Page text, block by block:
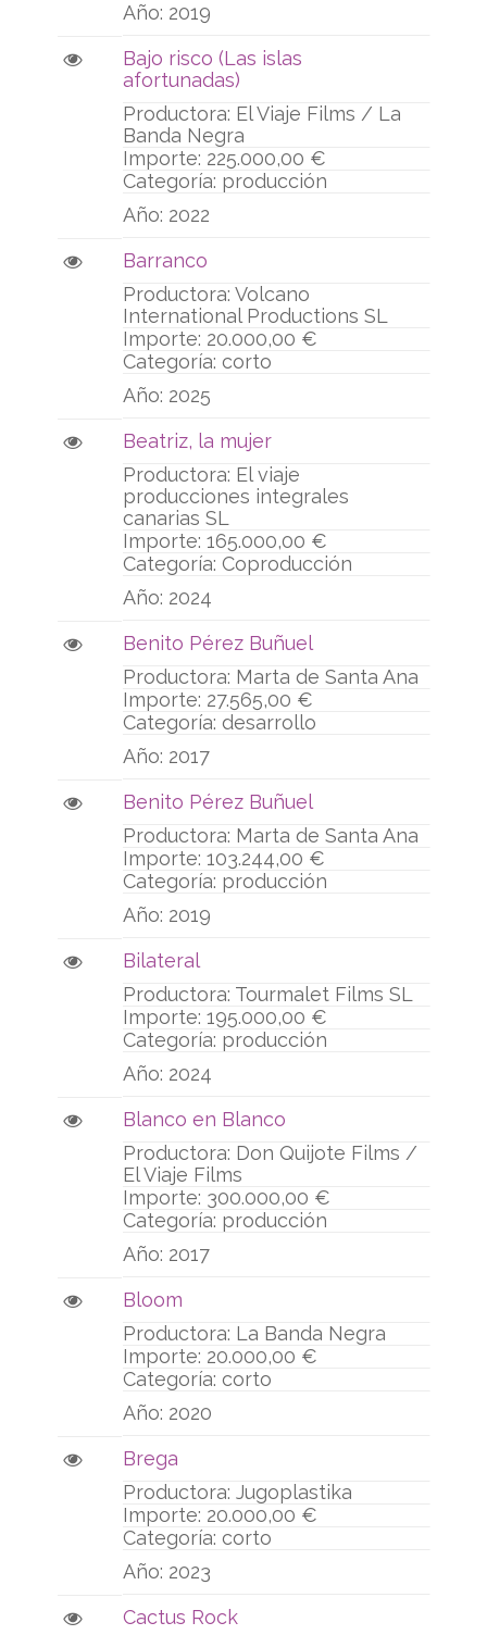
2019
Bajo risco (Las islas
afortunadas)
El Viaje Films / La
Banda Negra
225.000,00 €
producción
2022
Barranco
Volcano
International Productions SL
20.000,00 €
corto
2025
Beatriz, la mujer
El viaje
producciones integrales
canarias SL
165.000,00 €
Coproducción
2024
Benito Pérez Buñuel
Marta de Santa Ana
27.565,00 €
desarrollo
2017
Benito Pérez Buñuel
Marta de Santa Ana
103.244,00 €
producción
2019
Bilateral
Tourmalet Films SL
195.000,00 €
producción
2024
Blanco en Blanco
Don Quijote Films /
El Viaje Films
300.000,00 €
producción
2017
Bloom
La Banda Negra
20.000,00 €
corto
2020
Brega
Jugoplastika
20.000,00 €
corto
2023
Cactus Rock